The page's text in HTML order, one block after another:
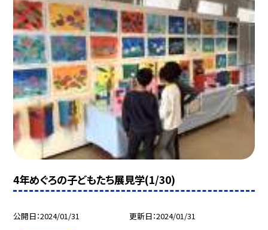
4年めぐろの子どもたち展見学(1/30)
公開日 2024/01/31 更新日 2024/01/31